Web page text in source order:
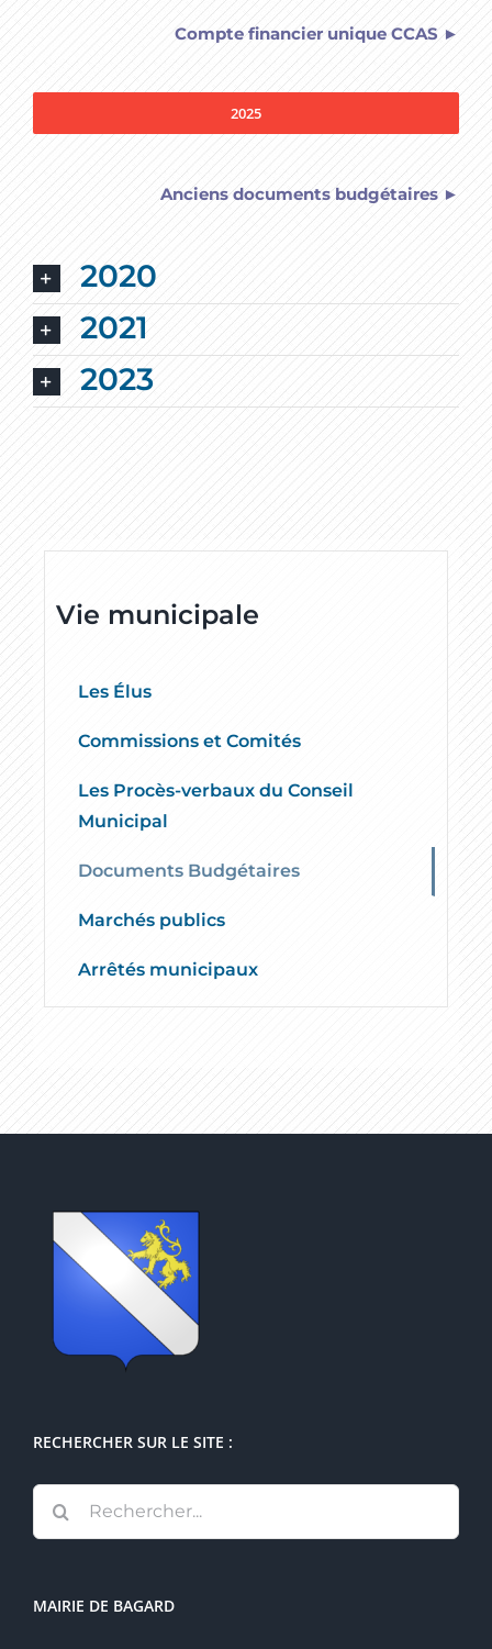
Compte financier unique CCAS ►
2025
Anciens documents budgétaires ►
2020
2021
2023
Vie municipale
Les Élus
Commissions et Comités
Les Procès-verbaux du Conseil
Municipal
Documents Budgétaires
Marchés publics
Arrêtés municipaux
RECHERCHER SUR LE SITE :
MAIRIE DE BAGARD